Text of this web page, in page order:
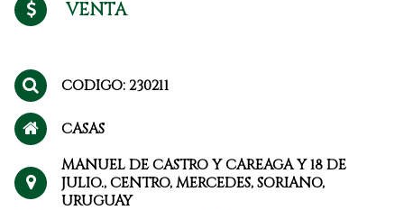
VENTA
CODIGO: 230211
CASAS
MANUEL DE CASTRO Y CAREAGA Y 18 DE
JULIO., CENTRO, MERCEDES, SORIANO,
URUGUAY